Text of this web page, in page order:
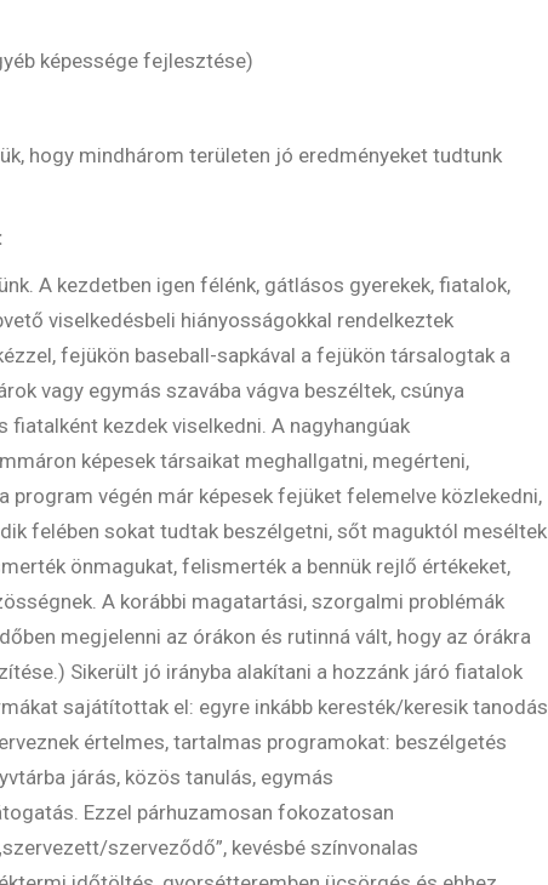
képessége fejlesztése)
hogy mindhárom területen jó eredményeket tudtunk
A kezdetben igen félénk, gátlásos gyerekek, fiatalok,
viselkedésbeli hiányosságokkal rendelkeztek
fejükön baseball-sapkával a fejükön társalogtak a
vagy egymás szavába vágva beszéltek, csúnya
kezdek viselkedni. A nagyhangúak
képesek társaikat meghallgatni, megérteni,
program végén már képesek fejüket felemelve közlekedni,
felében sokat tudtak beszélgetni, sőt maguktól meséltek
önmagukat, felismerték a bennük rejlő értékeket,
A korábbi magatartási, szorgalmi problémák
megjelenni az órákon és rutinná vált, hogy az órákra
Sikerült jó irányba alakítani a hozzánk járó fiatalok
sajátítottak el: egyre inkább keresték/keresik tanodás
értelmes, tartalmas programokat: beszélgetés
járás, közös tanulás, egymás
Ezzel párhuzamosan fokozatosan
szerveződő”, kevésbé színvonalas